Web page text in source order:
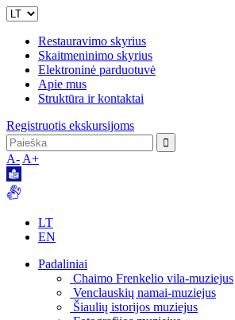
Restauravimo skyrius
Skaitmeninimo skyrius
Elektroninė parduotuvė
Apie mus
Struktūra ir kontaktai
Registruotis ekskursijoms
A- A+
LT
EN
Padaliniai
Chaimo Frenkelio vila-muziejus
Venclauskių namai-muziejus
Šiaulių istorijos muziejus